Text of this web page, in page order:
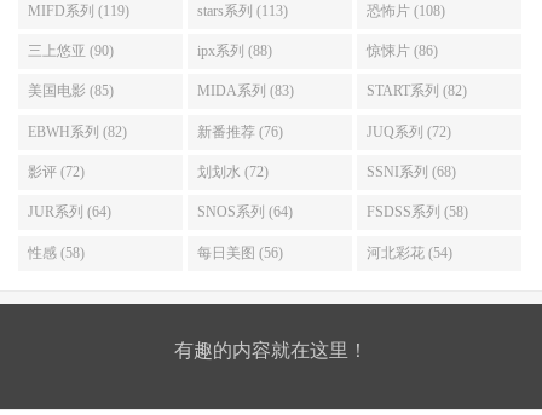
MIFD系列 (119) stars系列 (113) 恐怖片 (108)
三上悠亚 (90) ipx系列 (88) 惊悚片 (86)
美国电影 (85) MIDA系列 (83) START系列 (82)
EBWH系列 (82) 新番推荐 (76) JUQ系列 (72)
影评 (72) 划划水 (72) SSNI系列 (68)
JUR系列 (64) SNOS系列 (64) FSDSS系列 (58)
性感 (58) 每日美图 (56) 河北彩花 (54)
有趣的内容就在这里！